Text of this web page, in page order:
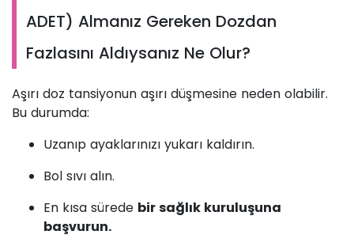
ADET) Almanız Gereken Dozdan
Fazlasını Aldıysanız Ne Olur?
Aşırı doz tansiyonun aşırı düşmesine neden olabilir.
Bu durumda:
Uzanıp ayaklarınızı yukarı kaldırın.
Bol sıvı alın.
En kısa sürede bir sağlık kuruluşuna
başvurun.